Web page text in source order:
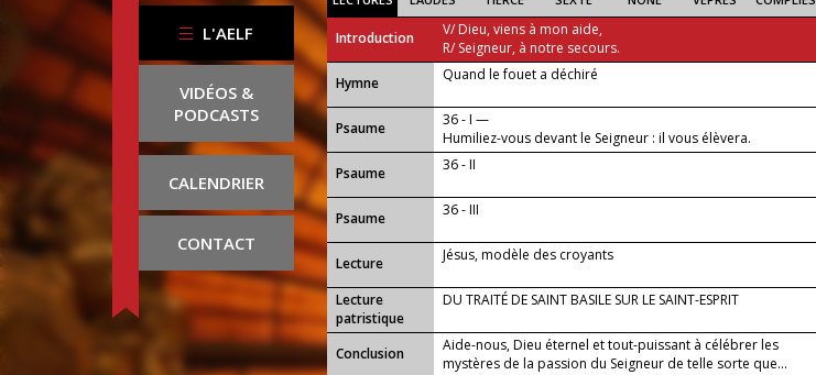
L'AELF
VIDÉOS &
PODCASTS
CALENDRIER
CONTACT
Introduction
V/ Dieu, viens à mon aide,
R/ Seigneur, à notre secours.
...
Hymne Quand le fouet a déchiré
Psaume
36 - I —
Humiliez-vous devant le Seigneur : il vous élèvera.
Psaume
36 - II
Psaume 36 - III
Lecture Jésus, modèle des croyants
Lecture
patristique
DU TRAITÉ DE SAINT BASILE SUR LE SAINT-ESPRIT
Conclusion
Aide-nous, Dieu éternel et tout-puissant à célébrer les
mystères de la passion du Seigneur de telle sorte que...